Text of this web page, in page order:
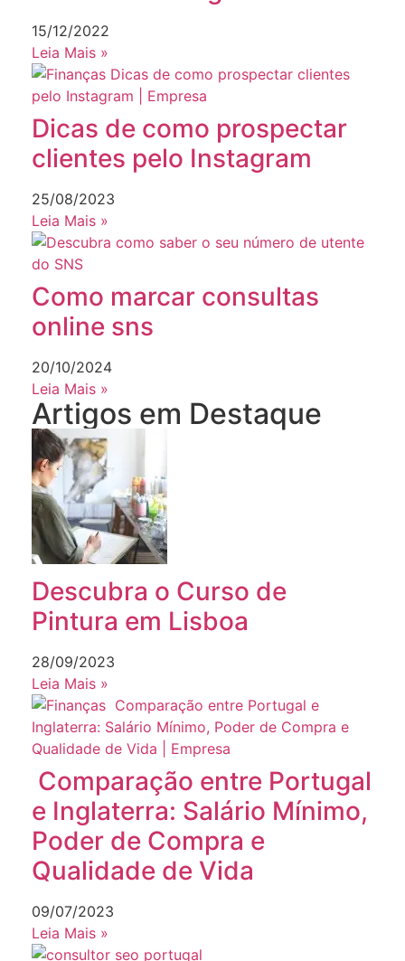
15/12/2022
Leia Mais »
Dicas de como prospectar
clientes pelo Instagram
25/08/2023
Leia Mais »
Como marcar consultas
online sns
20/10/2024
Leia Mais »
Artigos em Destaque
Descubra o Curso de
Pintura em Lisboa
28/09/2023
Leia Mais »
Comparação entre Portugal
e Inglaterra: Salário Mínimo,
Poder de Compra e
Qualidade de Vida
09/07/2023
Leia Mais »